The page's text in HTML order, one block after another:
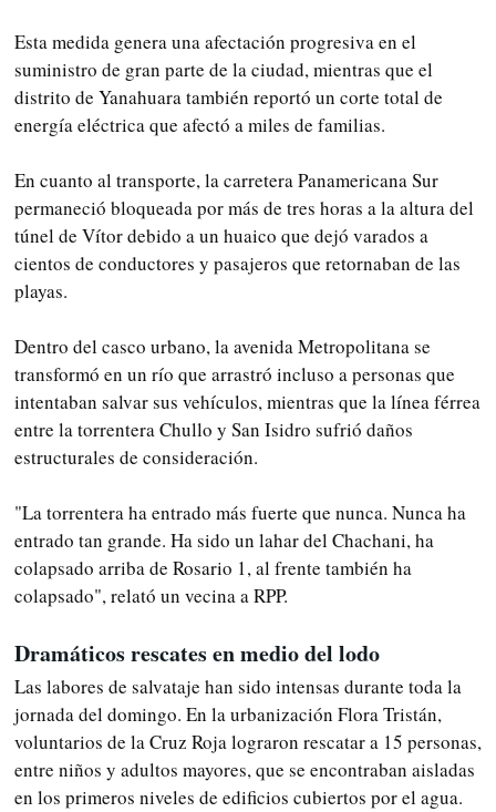
Esta medida genera una afectación progresiva en el
suministro de gran parte de la ciudad, mientras que el
distrito de Yanahuara también reportó un corte total de
energía eléctrica que afectó a miles de familias.
En cuanto al transporte, la carretera Panamericana Sur
permaneció bloqueada por más de tres horas a la altura del
túnel de Vítor debido a un huaico que dejó varados a
cientos de conductores y pasajeros que retornaban de las
playas.
Dentro del casco urbano, la avenida Metropolitana se
transformó en un río que arrastró incluso a personas que
intentaban salvar sus vehículos, mientras que la línea férrea
entre la torrentera Chullo y San Isidro sufrió daños
estructurales de consideración.
"La torrentera ha entrado más fuerte que nunca. Nunca ha
entrado tan grande. Ha sido un lahar del Chachani, ha
colapsado arriba de Rosario 1, al frente también ha
colapsado", relató un vecina a RPP.
Dramáticos rescates en medio del lodo
Las labores de salvataje han sido intensas durante toda la
jornada del domingo. En la urbanización Flora Tristán,
voluntarios de la Cruz Roja lograron rescatar a 15 personas,
entre niños y adultos mayores, que se encontraban aisladas
en los primeros niveles de edificios cubiertos por el agua.